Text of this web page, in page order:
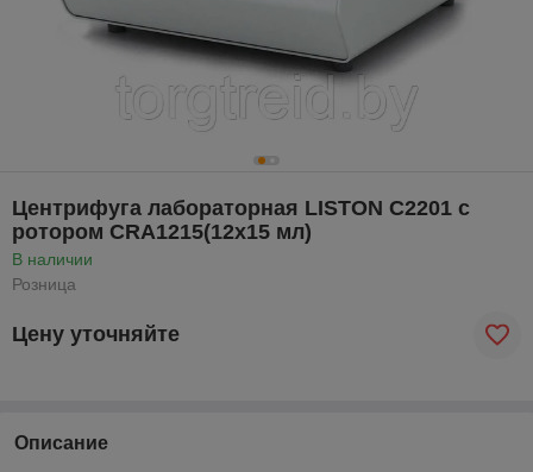
Центрифуга лабораторная LISTON C2201 c
ротором CRA1215(12х15 мл)
В наличии
Розница
Цену уточняйте
Описание